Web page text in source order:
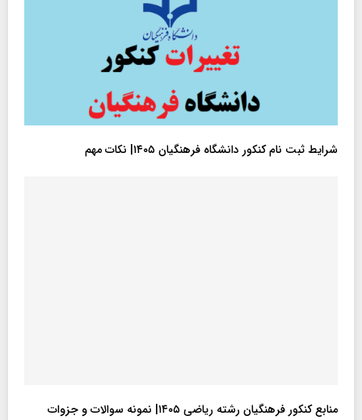
شرایط ثبت نام کنکور دانشگاه فرهنگیان ۱۴۰۵| نکات مهم
منابع کنکور فرهنگیان رشته ریاضی ۱۴۰۵| نمونه سوالات و جزوات